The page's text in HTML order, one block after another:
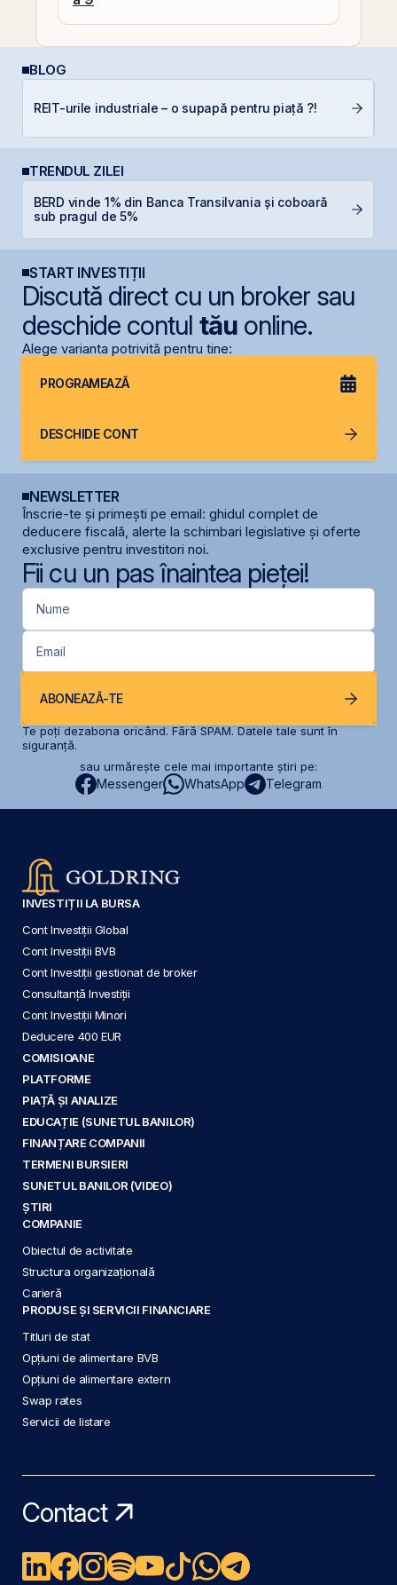
BLOG
REIT-urile industriale – o supapă pentru piață ?!
TRENDUL ZILEI
BERD vinde 1% din Banca Transilvania și coboară
sub pragul de 5%
START INVESTIȚII
Discută direct cu un broker sau
deschide contul tăuonline.
Alege varianta potrivită pentru tine:
PROGRAMEAZĂ
DESCHIDE CONT
NEWSLETTER
Înscrie-te și primești pe email: ghidul complet de
deducere fiscală, alerte la schimbari legislative și oferte
exclusive pentru investitori noi.
Fii cu un pas înaintea pieței!
Nume
Email
ABONEAZĂ-TE
Te poți dezabona oricând. Fără SPAM. Datele tale sunt în
siguranță.
sau urmărește cele mai importante știri pe:
Messenger WhatsApp Telegram
INVESTIȚII LA BURSA
Cont Investiții Global
Cont Investiții BVB
Cont Investiții gestionat de broker
Consultanță Investiții
Cont Investiții Minori
Deducere 400 EUR
COMISIOANE
PLATFORME
PIAȚĂ ȘI ANALIZE
EDUCAȚIE (SUNETUL BANILOR)
FINANȚARE COMPANII
TERMENI BURSIERI
SUNETUL BANILOR (VIDEO)
ȘTIRI
COMPANIE
Obiectul de activitate
Structura organizațională
Carieră
PRODUSE ȘI SERVICII FINANCIARE
Titluri de stat
Opțiuni de alimentare BVB
Opțiuni de alimentare extern
Swap rates
Servicii de listare
Contact